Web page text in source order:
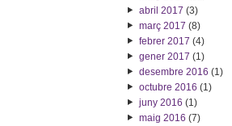
abril 2017 (3)
març 2017 (8)
febrer 2017 (4)
gener 2017 (1)
desembre 2016 (1)
octubre 2016 (1)
juny 2016 (1)
maig 2016 (7)